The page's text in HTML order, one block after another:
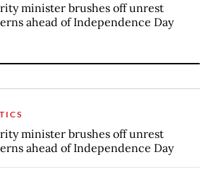
minister brushes off unrest
ahead of Independence Day
minister brushes off unrest
ahead of Independence Day